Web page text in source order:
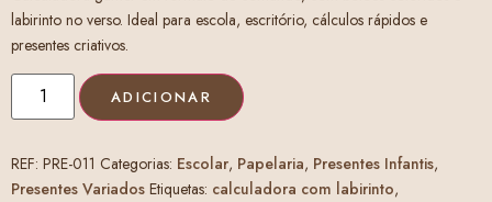
labirinto no verso. Ideal para escola, escritório, cálculos rápidos e
presentes criativos.
ADICIONAR
REF: PRE-011 Categorias: Escolar, Papelaria, Presentes Infantis,
Presentes Variados Etiquetas: calculadora com labirinto,